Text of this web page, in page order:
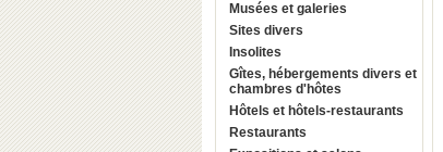
Musées et galeries
Sites divers
Insolites
Gîtes, hébergements divers et
chambres d'hôtes
Hôtels et hôtels-restaurants
Restaurants